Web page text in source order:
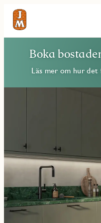
Boka
Läs mer om hur